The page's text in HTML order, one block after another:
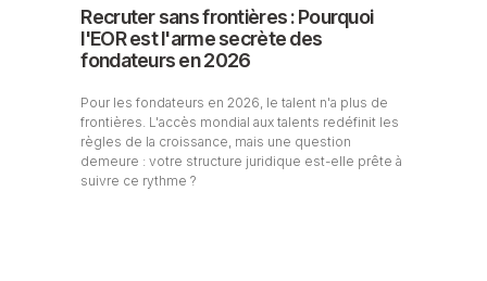
Recruter sans frontières : Pourquoi
l'EOR est l'arme secrète des
fondateurs en 2026
Pour les fondateurs en 2026, le talent n'a plus de
frontières. L'accès mondial aux talents redéfinit les
règles de la croissance, mais une question
demeure : votre structure juridique est-elle prête à
suivre ce rythme ?